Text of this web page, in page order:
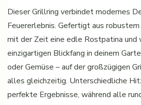
Dieser Grillring verbindet modernes
Feuererlebnis. Gefertigt aus
mit der Zeit eine edle Rostpatina und
einzigartigen Blickfang in deinem
oder Gemüse – auf der großzügigen
alles gleichzeitig. Unterschiedliche
perfekte Ergebnisse, während alle